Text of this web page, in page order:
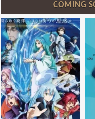
COMING